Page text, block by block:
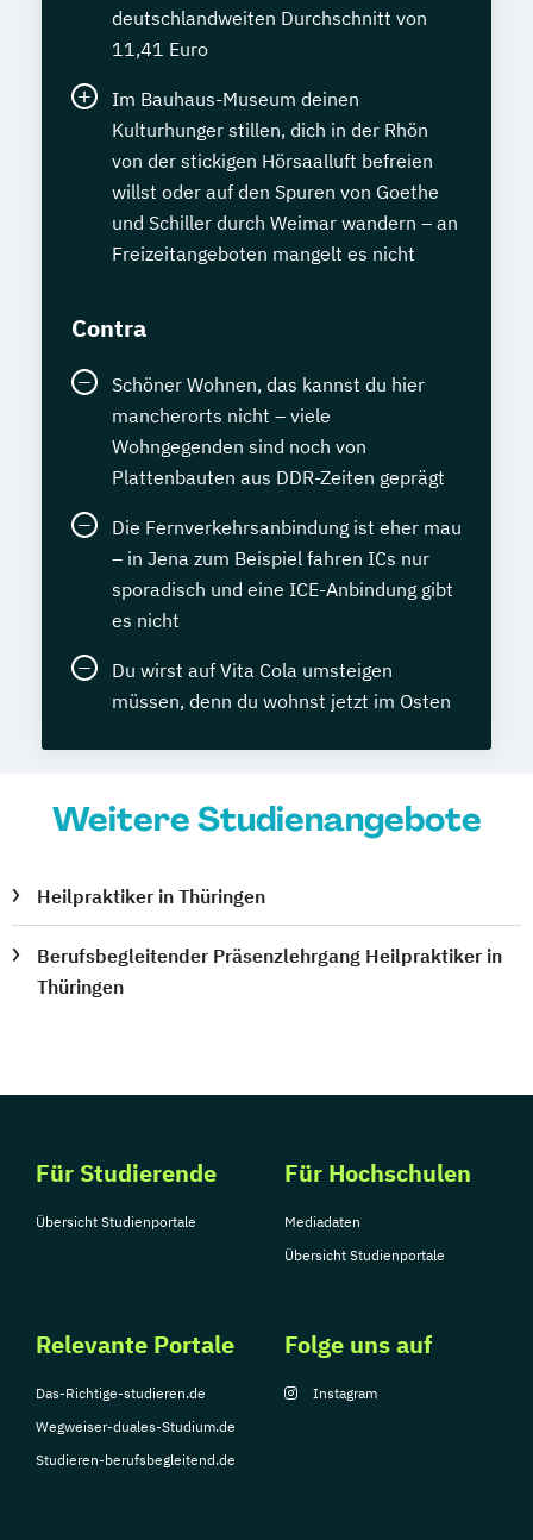
deutschlandweiten Durchschnitt von
11,41 Euro
Im Bauhaus-Museum deinen
Kulturhunger stillen, dich in der Rhön
von der stickigen Hörsaalluft befreien
willst oder auf den Spuren von Goethe
und Schiller durch Weimar wandern – an
Freizeitangeboten mangelt es nicht
Contra
Schöner Wohnen, das kannst du hier
mancherorts nicht – viele
Wohngegenden sind noch von
Plattenbauten aus DDR-Zeiten geprägt
Die Fernverkehrsanbindung ist eher mau
– in Jena zum Beispiel fahren ICs nur
sporadisch und eine ICE-Anbindung gibt
es nicht
Du wirst auf Vita Cola umsteigen
müssen, denn du wohnst jetzt im Osten
Weitere Studienangebote
Heilpraktiker in Thüringen
Berufsbegleitender Präsenzlehrgang Heilpraktiker in
Thüringen
Für Studierende
Übersicht Studienportale
Für Hochschulen
Mediadaten
Übersicht Studienportale
Relevante Portale
Das-Richtige-studieren.de
Wegweiser-duales-Studium.de
Studieren-berufsbegleitend.de
Folge uns auf
Instagram